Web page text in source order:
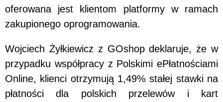
oferowana jest klientom platformy w ramach
zakupionego oprogramowania.
Wojciech Żyłkiewicz z GOshop deklaruje, że w
przypadku współpracy z Polskimi ePłatnościami
Online, klienci otrzymują 1,49% stałej stawki na
płatności dla polskich przelewów i kart